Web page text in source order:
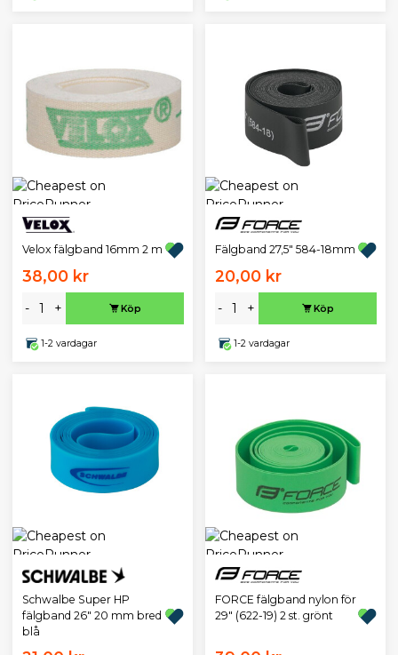
Velox fälgband 16mm 2 m
38,00 kr
- + Köp
1-2 vardagar
Fälgband 27,5" 584-18mm
20,00 kr
- + Köp
1-2 vardagar
Schwalbe Super HP
fälgband 26" 20 mm bred
blå
FORCE fälgband nylon för
29" (622-19) 2 st. grönt